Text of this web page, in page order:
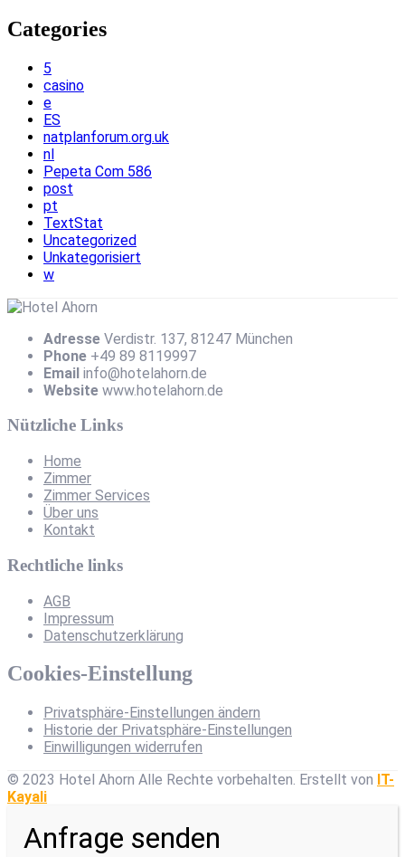
Categories
5
casino
e
ES
natplanforum.org.uk
nl
Pepeta Com 586
post
pt
TextStat
Uncategorized
Unkategorisiert
w
Adresse Verdistr. 137, 81247 München
Phone +49 89 8119997
Email info@hotelahorn.de
Website www.hotelahorn.de
Nützliche Links
Home
Zimmer
Zimmer Services
Über uns
Kontakt
Rechtliche links
AGB
Impressum
Datenschutzerklärung
Cookies-Einstellung
Privatsphäre-Einstellungen ändern
Historie der Privatsphäre-Einstellungen
Einwilligungen widerrufen
© 2023 Hotel Ahorn Alle Rechte vorbehalten. Erstellt von IT-
Kayali
Anfrage senden